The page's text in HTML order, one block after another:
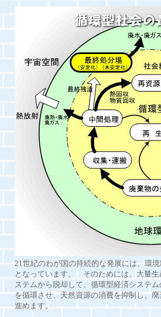
21世紀のわが国の持続的な発展には、環
となっています。 そのためには、大量
ステムから脱却して、循環型経済システ
を循環させ、天然資源の消費を抑制し、
進めます。